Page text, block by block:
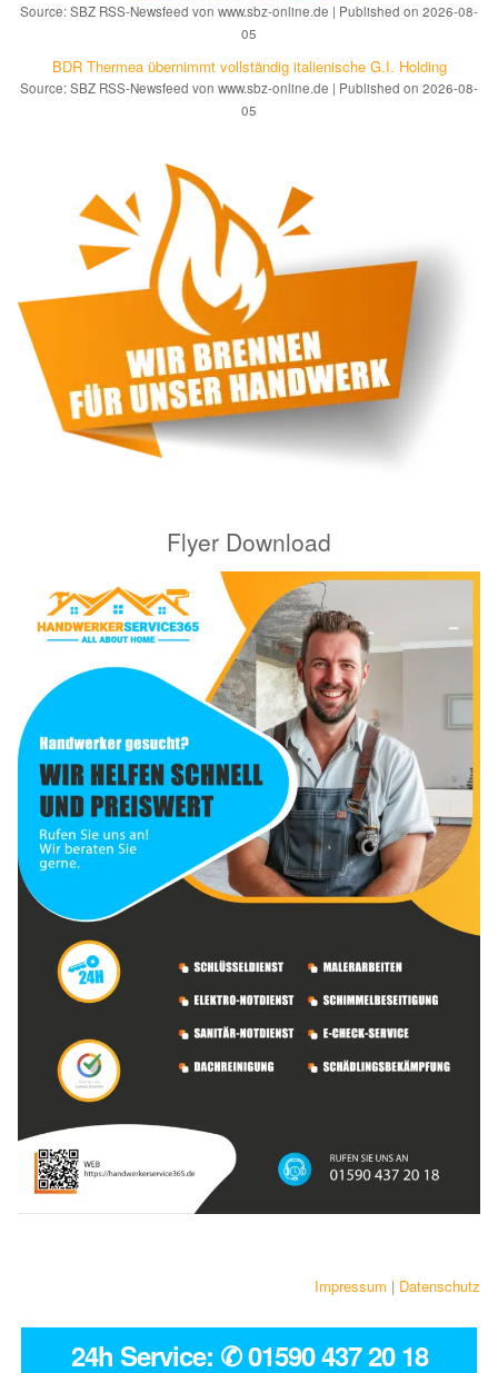
Source: SBZ RSS-Newsfeed von www.sbz-online.de
Published on 2026-08-
05
BDR Thermea übernimmt vollständig italienische G.I. Holding
Source: SBZ RSS-Newsfeed von www.sbz-online.de
Published on 2026-08-
05
Flyer Download
Impressum | Datenschutz
24h Service: ✆ 01590 437 20 18